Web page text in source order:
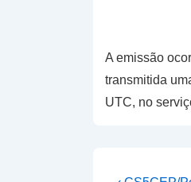
A emissão
transmitida
UTC, no